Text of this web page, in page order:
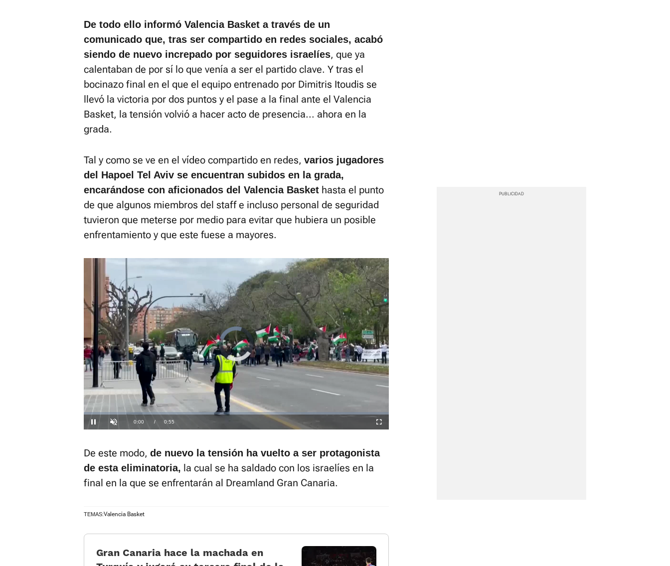
De todo ello informó Valencia Basket a través de un
comunicado que, tras ser compartido en redes sociales, acabó
siendo de nuevo increpado por seguidores israelíes, que ya
calentaban de por sí lo que venía a ser el partido clave. Y tras el
bocinazo final en el que el equipo entrenado por Dimitris Itoudis se
llevó la victoria por dos puntos y el pase a la final ante el Valencia
Basket, la tensión volvió a hacer acto de presencia... ahora en la
grada.
Tal y como se ve en el vídeo compartido en redes, varios jugadores
del Hapoel Tel Aviv se encuentran subidos en la grada,
encarándose con aficionados del Valencia Basket hasta el punto
de que algunos miembros del staff e incluso personal de seguridad
tuvieron que meterse por medio para evitar que hubiera un posible
enfrentamiento y que este fuese a mayores.
Pausa Unmute Current
0:00 / Duration
0:55
Loaded:
17.83%
Fullscreen
El sonido está silenciado, puedes
activarlo desde la barra de control
De este modo, de nuevo la tensión ha vuelto a ser protagonista
de esta eliminatoria, la cual se ha saldado con los israelíes en la
final en la que se enfrentarán al Dreamland Gran Canaria.
TEMAS:Valencia Basket
Gran Canaria hace la machada en